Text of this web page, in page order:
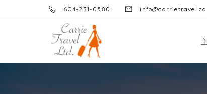
604-231-0580 info@carrietravel.ca